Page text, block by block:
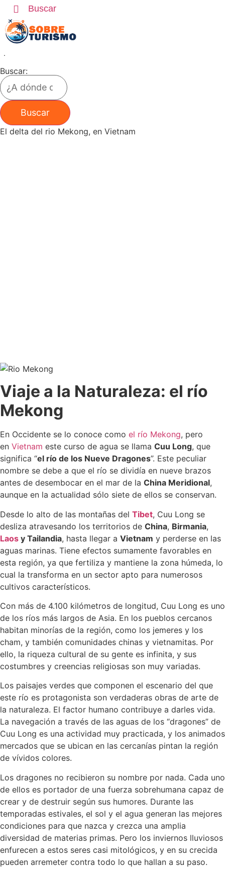
contenido
Buscar
Buscar:
El delta del rio Mekong, en Vietnam
Viaje a la Naturaleza: el río
Mekong
En Occidente se lo conoce como el río Mekong, pero
en Vietnam este curso de agua se llama Cuu Long, que
significa “el río de los Nueve Dragones”. Este peculiar
nombre se debe a que el río se dividía en nueve brazos
antes de desembocar en el mar de la China Meridional,
aunque en la actualidad sólo siete de ellos se conservan.
Desde lo alto de las montañas del Tibet, Cuu Long se
desliza atravesando los territorios de China, Birmania,
Laos y Tailandia, hasta llegar a Vietnam y perderse en las
aguas marinas. Tiene efectos sumamente favorables en
esta región, ya que fertiliza y mantiene la zona húmeda, lo
cual la transforma en un sector apto para numerosos
cultivos característicos.
Con más de 4.100 kilómetros de longitud, Cuu Long es uno
de los ríos más largos de Asia. En los pueblos cercanos
habitan minorías de la región, como los jemeres y los
cham, y también comunidades chinas y vietnamitas. Por
ello, la riqueza cultural de su gente es infinita, y sus
costumbres y creencias religiosas son muy variadas.
Los paisajes verdes que componen el escenario del que
este río es protagonista son verdaderas obras de arte de
la naturaleza. El factor humano contribuye a darles vida.
La navegación a través de las aguas de los “dragones” de
Cuu Long es una actividad muy practicada, y los animados
mercados que se ubican en las cercanías pintan la región
de vívidos colores.
Los dragones no recibieron su nombre por nada. Cada uno
de ellos es portador de una fuerza sobrehumana capaz de
crear y de destruir según sus humores. Durante las
temporadas estivales, el sol y el agua generan las mejores
condiciones para que nazca y crezca una amplia
diversidad de materias primas. Pero los inviernos lluviosos
enfurecen a estos seres casi mitológicos, y en su crecida
pueden arremeter contra todo lo que hallan a su paso.